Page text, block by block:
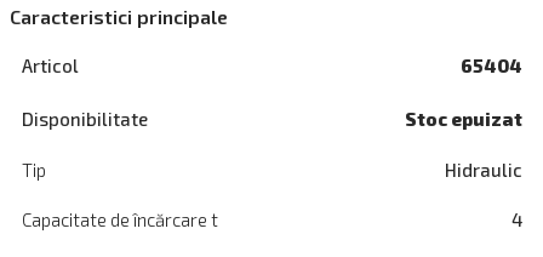
Caracteristici principale
Articol 65404
Disponibilitate Stoc epuizat
Tip Hidraulic
Capacitate de încărcare t 4